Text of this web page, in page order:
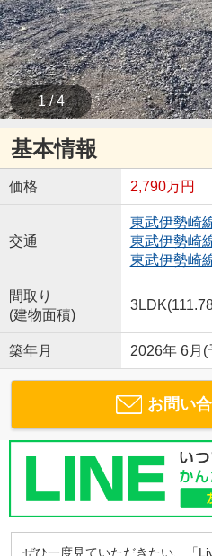
1 / 4
基本情報
価格 2,790万円
交通
東武伊勢崎
東武伊勢崎
東武伊勢崎
間取り
(建物面積)
築年月 2026年 6月(
お問い
ぜひ一度見ていただきたい、「